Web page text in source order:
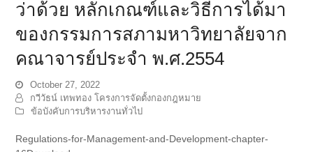
ว่าด้วย หลักเกณฑ์และวิธีการได้มา
ของกรรมการสภามหาวิทยาลัยจาก
คณาจารย์ประจำ พ.ศ.2554
October 27, 2022
กวีวัธน์ เทพทอง โครงการจัดตั้งกองกฎหมาย
ข้อบังคับการบริหารงานทั่วไป
Regulations-for-Management-and-Development-chapter-